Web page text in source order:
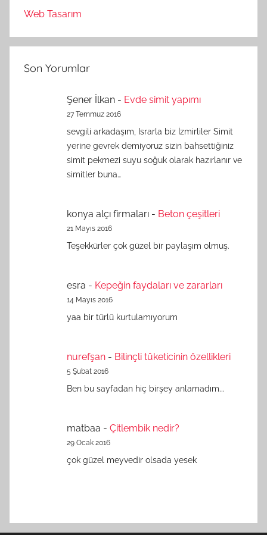
Web Tasarım
Son Yorumlar
Şener İlkan - Evde simit yapımı
27 Temmuz 2016
sevgili arkadaşım, Israrla biz İzmirliler Simit
yerine gevrek demiyoruz sizin bahsettiğiniz
simit pekmezi suyu soğuk olarak hazırlanır ve
simitler buna…
konya alçı firmaları - Beton çeşitleri
21 Mayıs 2016
Teşekkürler çok güzel bir paylaşım olmuş.
esra - Kepeğin faydaları ve zararları
14 Mayıs 2016
yaa bir türlü kurtulamıyorum
nurefşan - Bilinçli tüketicinin özellikleri
5 Şubat 2016
Ben bu sayfadan hiç birşey anlamadım...
matbaa - Çitlembik nedir?
29 Ocak 2016
çok güzel meyvedir olsada yesek